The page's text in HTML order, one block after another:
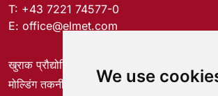
We use
T: +43 7221 74577-0
E: office@elmet.com
खुराक प्रौद्योगिकी
मोल्डिंग तकनीक